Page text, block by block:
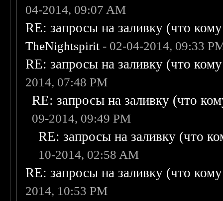
04-2014, 09:07 AM
RE: запросы на заливку (что
TheNightspirit - 02-04-2014, 09:33
RE: запросы на заливку (что
2014, 07:48 PM
RE: запросы на заливку (что
09-2014, 09:49 PM
RE: запросы на заливку (что
10-2014, 02:58 AM
RE: запросы на заливку (что
2014, 10:53 PM